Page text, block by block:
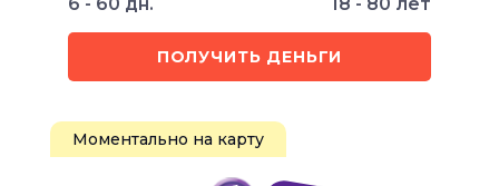
ПОЛУЧИТЬ ДЕНЬГИ
Моментально на карту